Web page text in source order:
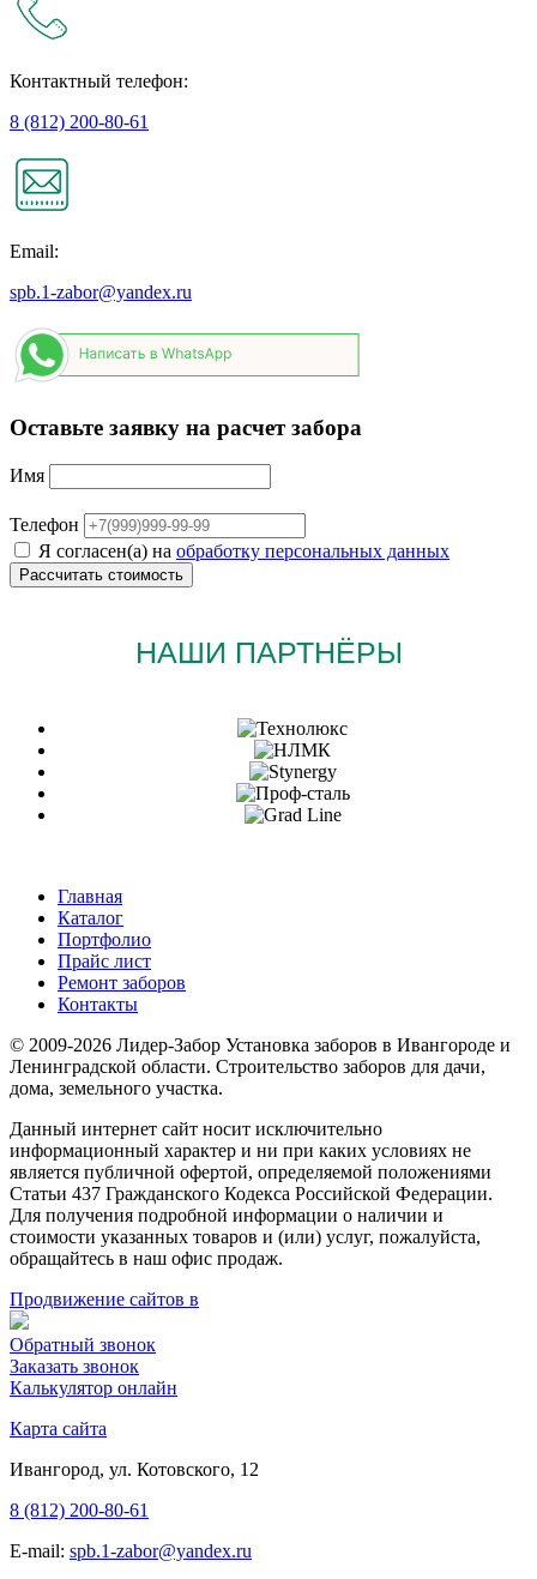
Контактный телефон:
8 (812) 200-80-61
Email:
spb.1-zabor@yandex.ru
Оставьте заявку на расчет забора
Имя
Телефон
Я согласен(а) на обработку персональных данных
НАШИ ПАРТНЁРЫ
Главная
Каталог
Портфолио
Прайс лист
Ремонт заборов
Контакты
© 2009-2026 Лидер-Забор Установка заборов в Ивангороде и
Ленинградской области. Строительство заборов для дачи,
дома, земельного участка.
Данный интернет сайт носит исключительно
информационный характер и ни при каких условиях не
является публичной офертой, определяемой положениями
Статьи 437 Гражданского Кодекса Российской Федерации.
Для получения подробной информации о наличии и
стоимости указанных товаров и (или) услуг, пожалуйста,
обращайтесь в наш офис продаж.
Продвижение сайтов в
Обратный звонок
Заказать звонок
Калькулятор онлайн
Карта сайта
Ивангород, ул. Котовского, 12
8 (812) 200-80-61
E-mail: spb.1-zabor@yandex.ru